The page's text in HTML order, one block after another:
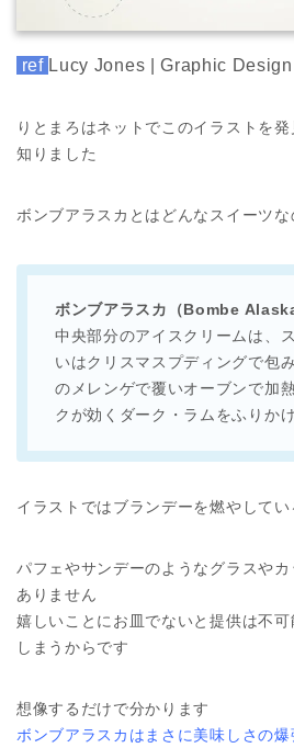
ref Lucy Jones | Graphic
りとまろはネットでこのイラストを
知りました
ボンブアラスカとはどんなスイーツ
ボンブアラスカ（Bombe Alaska
中央部分のアイスクリームは、
いはクリスマスプディングで包
のメレンゲで覆いオーブンで加
クが効くダーク・ラムをふりか
イラストではブランデーを燃やしてい
パフェやサンデーのようなグラスや
ありません
嬉しいことにお皿でないと提供は不
しまうからです
想像するだけで分かります
ボンブアラスカはまさに美味しさの爆